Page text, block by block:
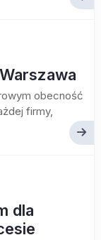
obecność
firmy,
dla